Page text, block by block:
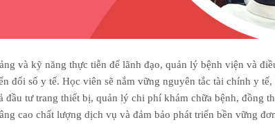
và kỹ năng thực tiễn để lãnh đạo, quản lý bệnh viện và
đổi số y tế. Học viên sẽ nắm vững nguyên tắc tài chính y
đầu tư trang thiết bị, quản lý chi phí khám chữa bệnh, đồng
cao chất lượng dịch vụ và đảm bảo phát triển bền vững